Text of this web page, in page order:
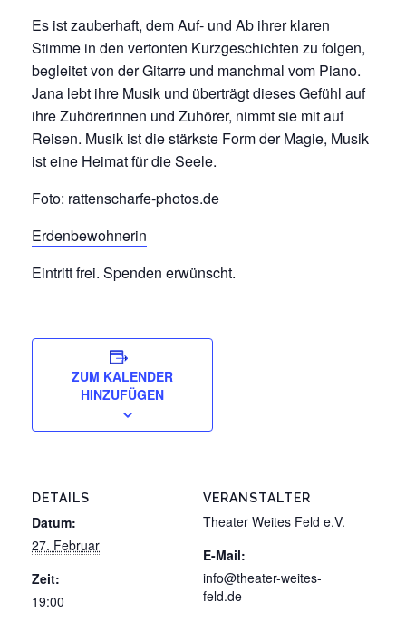
Es ist zauberhaft, dem Auf- und Ab ihrer klaren
Stimme in den vertonten Kurzgeschichten zu folgen,
begleitet von der Gitarre und manchmal vom Piano.
Jana lebt ihre Musik und überträgt dieses Gefühl auf
ihre Zuhörerinnen und Zuhörer, nimmt sie mit auf
Reisen. Musik ist die stärkste Form der Magie, Musik
ist eine Heimat für die Seele.
Foto: rattenscharfe-photos.de
Erdenbewohnerin
Eintritt frei. Spenden erwünscht.
ZUM KALENDER
HINZUFÜGEN
DETAILS
Datum:
27. Februar
Zeit:
19:00
VERANSTALTER
Theater Weites Feld e.V.
E-Mail:
info@theater-weites-
feld.de